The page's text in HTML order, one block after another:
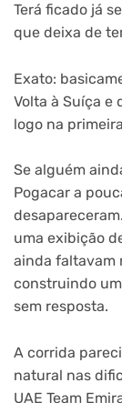
Terá ficado já
que deixa de
Exato:
Volta à Suíça e
logo na
Se alguém
Pogacar a
uma exibição
ainda faltavam
construindo
sem resposta.
A corrida
natural nas
UAE Team